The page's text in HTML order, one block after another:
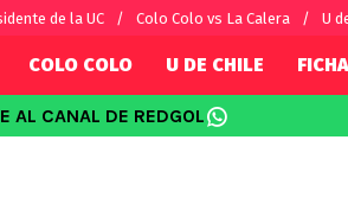
de la UC Colo Colo vs La Calera U
COLO COLO U DE CHILE
AL CANAL DE REDGOL